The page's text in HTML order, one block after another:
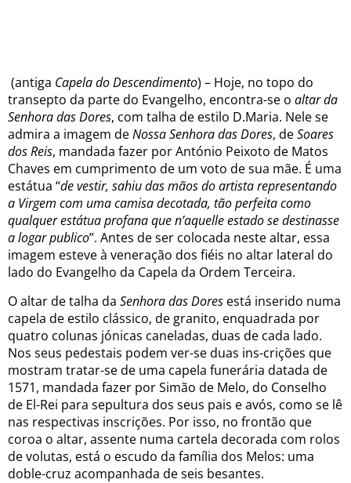
(antiga Capela do Descendimento) – Hoje, no topo do
transepto da parte do Evangelho, encontra-se o altar da
Senhora das Dores, com talha de estilo D.Maria. Nele se
admira a imagem deNossa Senhora das Dores, deSoares
dos Reis, mandada fazer por António Peixoto de Matos
Chaves em cumprimento de um voto de sua mãe. É uma
estátua “de vestir, sahiu das mãos do artista representando
a Virgem com uma camisa decotada, tão perfeita como
qualquer estátua profana que n’aquelle estado se destinasse
a logar publico”. Antes de ser colocada neste altar, essa
imagem esteve à veneração dos fiéis no altar lateral do
lado do Evangelho da Capela da Ordem Terceira.
O altar de talha da Senhora das Dores está inserido numa
capela de estilo clássico, de granito, enquadrada por
quatro colunas jónicas caneladas, duas de cada lado.
Nos seus pedestais podem ver-se duas ins-crições que
mostram tratar-se de uma capela funerária datada de
1571, mandada fazer por Simão de Melo, do Conselho
de El-Rei para sepultura dos seus pais e avós, como se lê
nas respectivas inscrições. Por isso, no frontão que
coroa o altar, assente numa cartela decorada com rolos
de volutas, está o escudo da família dos Melos: uma
doble-cruz acompanhada de seis besantes.